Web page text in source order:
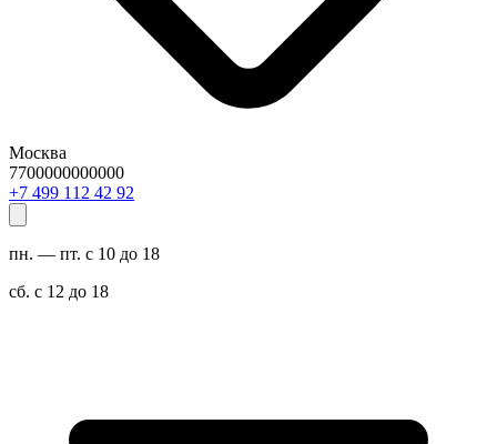
Москва
7700000000000
29 24 211 994 7+
пн. — пт. с 10 до 18
сб. с 12 до 18